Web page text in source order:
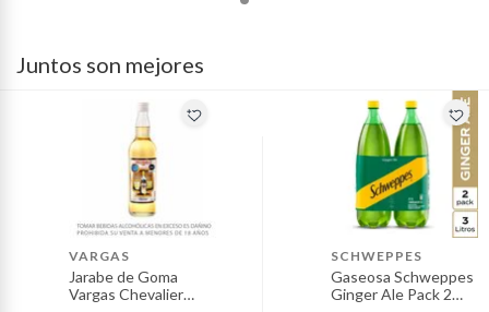
baño con señales de uso, sin empaques, etiquetas o sellos.
Productos hechos a medida.
Productos que hayan sido previamente instalados.
Baterías de auto.
Motocicletas y bicicletas motorizadas.
Licores y cigarros electrónicos.
Juntos son mejores
VARGAS
Jarabe de Goma
Vargas Chevalier
SCHWEPPES
Gaseosa Schweppes
Ginger Ale Pack 2